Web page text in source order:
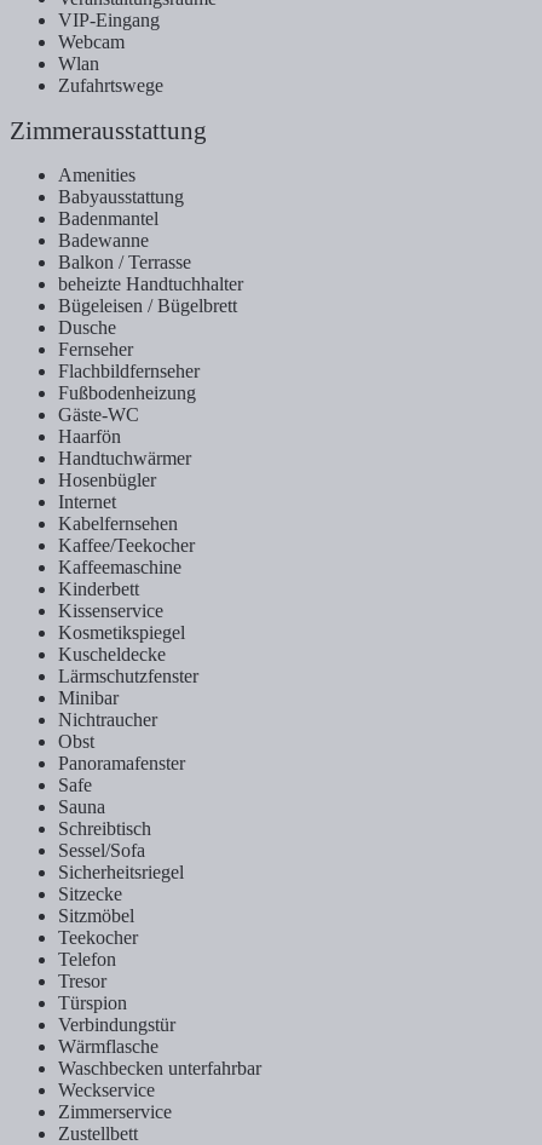
VIP-Eingang
Webcam
Wlan
Zufahrtswege
Zimmerausstattung
Amenities
Babyausstattung
Badenmantel
Badewanne
Balkon / Terrasse
beheizte Handtuchhalter
Bügeleisen / Bügelbrett
Dusche
Fernseher
Flachbildfernseher
Fußbodenheizung
Gäste-WC
Haarfön
Handtuchwärmer
Hosenbügler
Internet
Kabelfernsehen
Kaffee/Teekocher
Kaffeemaschine
Kinderbett
Kissenservice
Kosmetikspiegel
Kuscheldecke
Lärmschutzfenster
Minibar
Nichtraucher
Obst
Panoramafenster
Safe
Sauna
Schreibtisch
Sessel/Sofa
Sicherheitsriegel
Sitzecke
Sitzmöbel
Teekocher
Telefon
Tresor
Türspion
Verbindungstür
Wärmflasche
Waschbecken unterfahrbar
Weckservice
Zimmerservice
Zustellbett